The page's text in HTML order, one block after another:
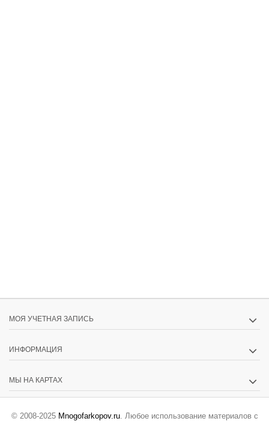
МОЯ УЧЕТНАЯ ЗАПИСЬ
ИНФОРМАЦИЯ
МЫ НА КАРТАХ
© 2008-2025 Mnogofarkopov.ru. Любое использование материалов с